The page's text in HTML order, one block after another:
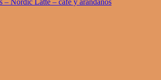
– Nordic Latte – café y arándanos